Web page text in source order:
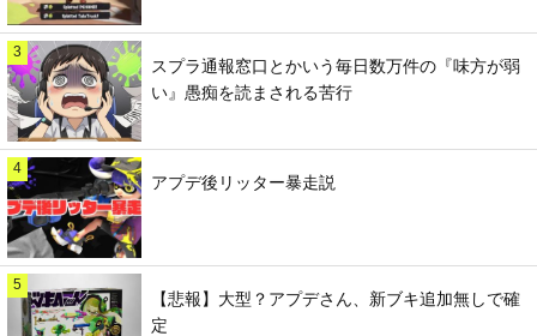
3
スプラ通報窓口とかいう毎日数万件の『味方が弱
い』愚痴を読まされる苦行
4
アプデ後リッター暴走説
5
【悲報】大型？アプデさん、新ブキ追加無しで確
定